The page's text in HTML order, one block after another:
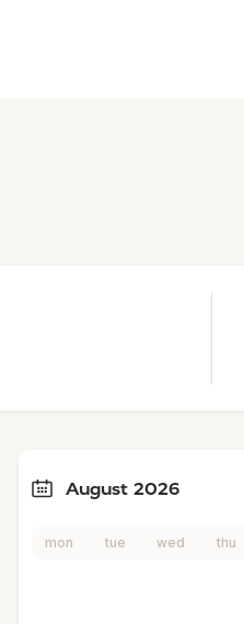
August 2026
mon tue wed thu